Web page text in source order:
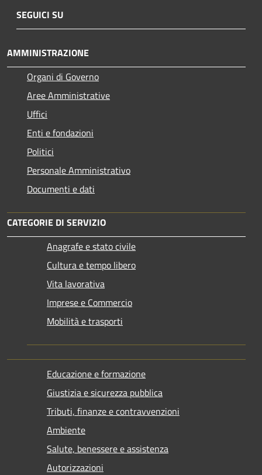
SEGUICI SU
AMMINISTRAZIONE
Organi di Governo
Aree Amministrative
Uffici
Enti e fondazioni
Politici
Personale Amministrativo
Documenti e dati
CATEGORIE DI SERVIZIO
Anagrafe e stato civile
Cultura e tempo libero
Vita lavorativa
Imprese e Commercio
Mobilità e trasporti
Educazione e formazione
Giustizia e sicurezza pubblica
Tributi, finanze e contravvenzioni
Ambiente
Salute, benessere e assistenza
Autorizzazioni